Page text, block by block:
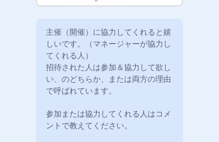
主催（開催）に協力してくれると嬉
しいです。（マネージャーが協力し
てくれる人）
招待された人は参加＆協力して欲し
い、のどちらか、または両方の理由
で呼ばれています。
参加または協力してくれる人はコメ
ントで教えてください。